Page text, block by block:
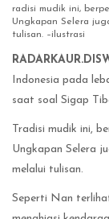
radisi mudik ini,
Ungkapan Selera
tulisan. –ilustrasi
Indonesia pada
saat soal Sigap
Tradisi mudik ini,
Ungkapan Selera
melalui tulisan.
Seperti Nan